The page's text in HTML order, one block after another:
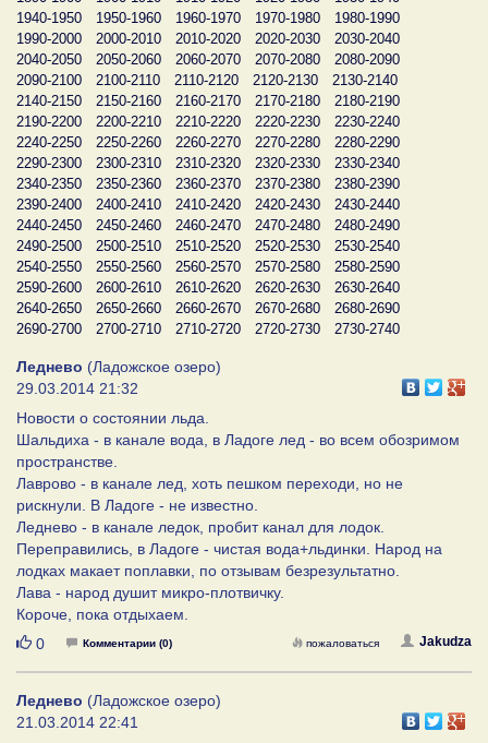
1940-1950
1950-1960 1960-1970 1970-1980
1980-1990
1990-2000
2000-2010 2010-2020 2020-2030
2030-2040
2040-2050
2050-2060 2060-2070 2070-2080
2080-2090
2090-2100
2100-2110 2110-2120 2120-2130
2130-2140
2140-2150
2150-2160 2160-2170 2170-2180
2180-2190
2190-2200
2200-2210 2210-2220 2220-2230
2230-2240
2240-2250
2250-2260 2260-2270 2270-2280
2280-2290
2290-2300
2300-2310 2310-2320 2320-2330
2330-2340
2340-2350
2350-2360 2360-2370 2370-2380
2380-2390
2390-2400
2400-2410 2410-2420 2420-2430
2430-2440
2440-2450
2450-2460 2460-2470 2470-2480
2480-2490
2490-2500
2500-2510 2510-2520 2520-2530
2530-2540
2540-2550
2550-2560 2560-2570 2570-2580
2580-2590
2590-2600
2600-2610 2610-2620 2620-2630
2630-2640
2640-2650
2650-2660 2660-2670 2670-2680
2680-2690
2690-2700
2700-2710 2710-2720 2720-2730 2730-2740
Леднево (Ладожское озеро)
29.03.2014 21:32
Новости о состоянии льда.
Шальдиха - в канале вода, в Ладоге лед - во всем обозримом
пространстве.
Лаврово - в канале лед, хоть пешком переходи, но не
рискнули. В Ладоге - не известно.
Леднево - в канале ледок, пробит канал для лодок.
Переправились, в Ладоге - чистая вода+льдинки. Народ на
лодках макает поплавки, по отзывам безрезультатно.
Лава - народ душит микро-плотвичку.
Короче, пока отдыхаем.
Нравится
0 Комментарии (0) Jakudza
пожаловаться
Леднево (Ладожское озеро)
21.03.2014 22:41